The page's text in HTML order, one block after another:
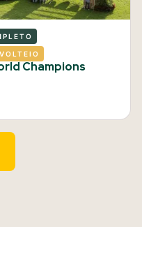
VOLTEIO
Champions